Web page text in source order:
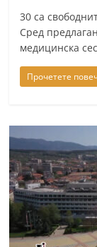
30 са
Сред
медицинска
Прочетете